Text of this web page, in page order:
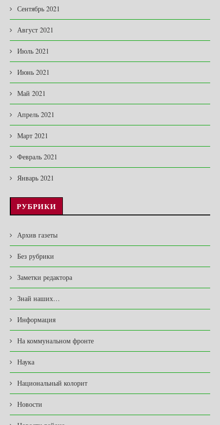
Сентябрь 2021
Август 2021
Июль 2021
Июнь 2021
Май 2021
Апрель 2021
Март 2021
Февраль 2021
Январь 2021
РУБРИКИ
Архив газеты
Без рубрики
Заметки редактора
Знай наших…
Информация
На коммунальном фронте
Наука
Национальный колорит
Новости